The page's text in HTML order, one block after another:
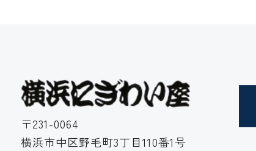
〒231-0064
横浜市中区野毛町3丁目110番1号